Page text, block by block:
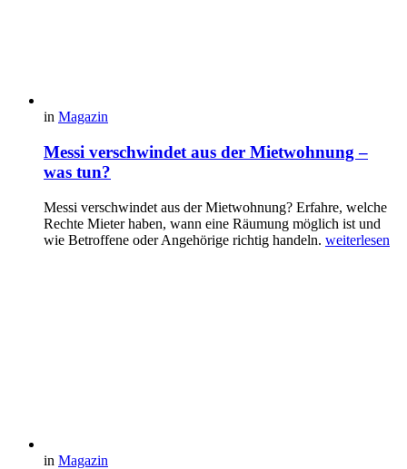
in Magazin
Messi verschwindet aus der Mietwohnung –
was tun?
Messi verschwindet aus der Mietwohnung? Erfahre, welche
Rechte Mieter haben, wann eine Räumung möglich ist und
wie Betroffene oder Angehörige richtig handeln. weiterlesen
in Magazin